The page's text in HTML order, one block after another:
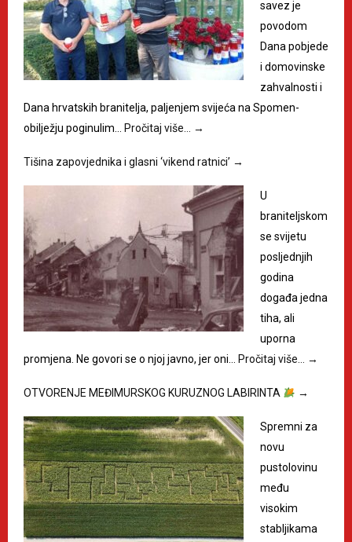
savez je
povodom
Dana pobjede
i domovinske
zahvalnosti i
Dana hrvatskih branitelja, paljenjem svijeća na Spomen-
obilježju poginulim… Pročitaj više… →
Tišina zapovjednika i glasni ‘vikend ratnici’ →
U
braniteljskom
se svijetu
posljednjih
godina
događa jedna
tiha, ali
uporna
promjena. Ne govori se o njoj javno, jer oni… Pročitaj više… →
OTVORENJE MEĐIMURSKOG KURUZNOG LABIRINTA →
Spremni za
novu
pustolovinu
među
visokim
stabljikama